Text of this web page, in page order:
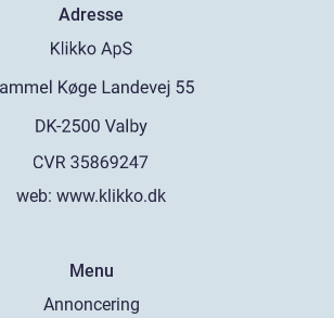
Adresse
web: www.klikko.dk
Menu
Annoncering